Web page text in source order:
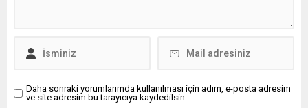
Delen mesajında şu
Daha sonraki yorumlarımda kullanılması için adım, e-posta adresim
ve site adresim bu tarayıcıya kaydedilsin.